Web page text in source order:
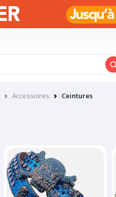
Accessoires Ceintures